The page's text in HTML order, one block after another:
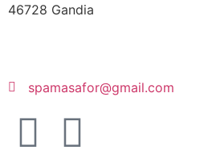
46728 Gandia
spamasafor@gmail.com